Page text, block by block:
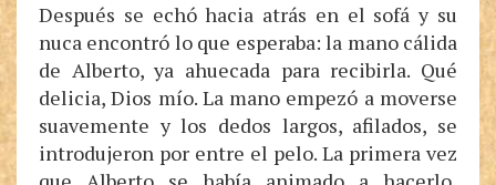
Después se echó hacia atrás en el sofá y su
nuca encontró lo que esperaba: la mano cálida
de Alberto, ya ahuecada para recibirla. Qué
delicia, Dios mío. La mano empezó a moverse
suavemente y los dedos largos, afilados, se
introdujeron por entre el pelo. La primera vez